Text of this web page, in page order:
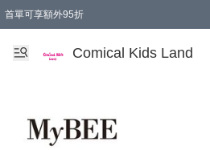
首單可享額外95折
Comical Kids Land